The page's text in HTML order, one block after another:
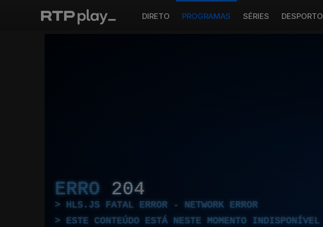
DIRETO PROGRAMAS SÉRIES DESPORTO
ERRO 204
HLS.JS FATAL ERROR - NETWORK ERROR
ESTE CONTEÚDO ESTÁ NESTE MOMENTO INDISPONÍVEL